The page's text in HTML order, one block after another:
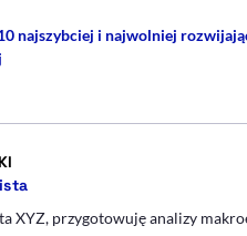
najszybciej i najwolniej
XYZ, przygotowuję analizy